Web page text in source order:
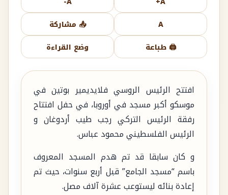
A
📤 مشاركة
🖨️ طباعة
وضع القراءة
افتتح الرئيس الروسي فلايديمير بوتين في
موسكو أكبر مسجد في أوروبا، في حفل افتتاح
رفقة الرئيس التركي رجب طيب أردوغان و
الرئيس الفلسطيني محمود عباس.
و كان سابقا قد تم هدم المسجد المعروف
باسم “مسجد الجامع” قبل أربع سنوات، حيث تم
إعادة بنائه ليستوعب عشرة آلاف مصل.